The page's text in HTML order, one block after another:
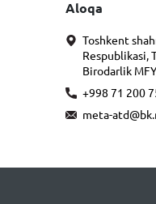
Aloqa
Toshkent
Respublikasi,
Birodarlik
+998 71 200
meta-